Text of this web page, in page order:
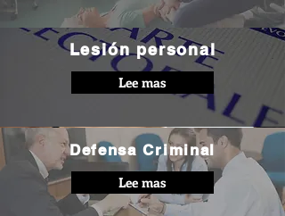
Lesión personal
Lee mas
Defensa Criminal
Lee mas